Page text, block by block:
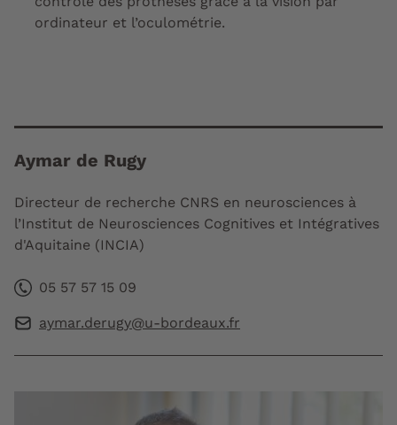
ordinateur et l’oculométrie.
Aymar de Rugy
Directeur de recherche CNRS en neurosciences à
l’Institut de Neurosciences Cognitives et Intégratives
d'Aquitaine (INCIA)
05 57 57 15 09
aymar.derugy@u-bordeaux.fr